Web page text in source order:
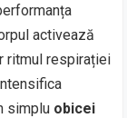
activează
ritmul respirației
simplu obicei